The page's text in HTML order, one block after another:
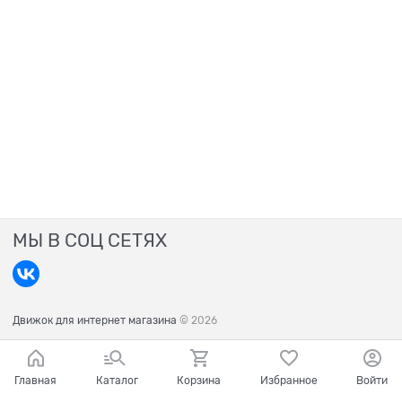
МЫ В СОЦ СЕТЯХ
Движок для интернет магазина © 2026
Главная Каталог Корзина Избранное Войти